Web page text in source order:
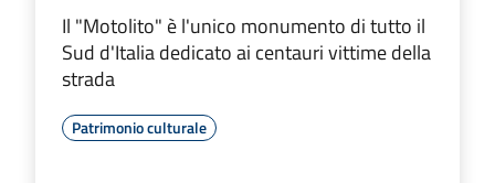
Il "Motolito" è l'unico monumento di tutto il
Sud d'Italia dedicato ai centauri vittime della
strada
Patrimonio culturale